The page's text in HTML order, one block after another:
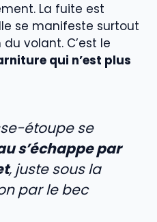
La fuite est
se manifeste surtout
volant. C’est le
qui n’est plus
étoupe se
s’échappe par
, juste sous la
par le bec